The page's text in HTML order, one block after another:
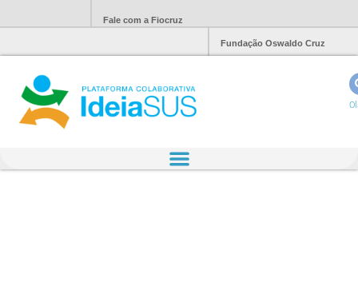
Fale com a Fiocruz
Fundação Oswaldo Cruz